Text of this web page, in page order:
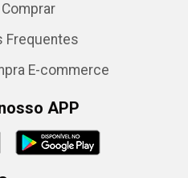
Frequentes
E-commerce
APP